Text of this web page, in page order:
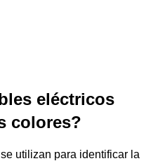
eléctricos
colores?
utilizan para identificar la